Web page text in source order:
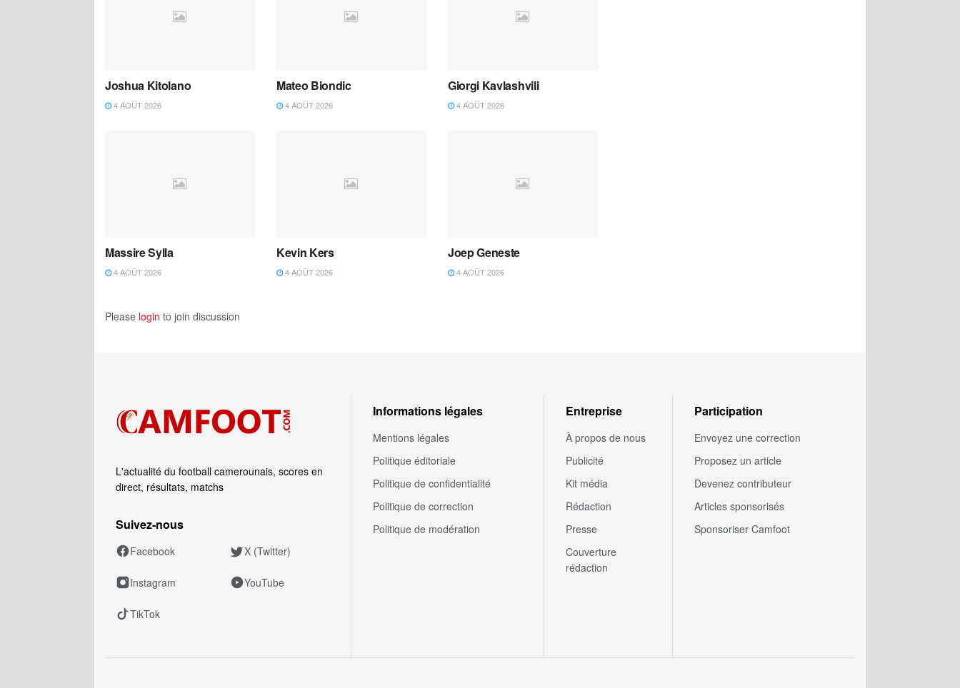
Joshua Kitolano
4 AOÛT 2026
Mateo Biondic
4 AOÛT 2026
Giorgi Kavlashvili
4 AOÛT 2026
Massire Sylla
4 AOÛT 2026
Kevin Kers
4 AOÛT 2026
Joep Geneste
4 AOÛT 2026
Please login to join discussion
L'actualité du football camerounais, scores en
direct, résultats, matchs
Suivez‑nous
Facebook X (Twitter)
Instagram YouTube
TikTok
Informations légales
Mentions légales
Politique éditoriale
Politique de confidentialité
Politique de correction
Politique de modération
Entreprise
À propos de nous
Publicité
Kit média
Rédaction
Presse
Couverture
rédaction
Participation
Envoyez une correction
Proposez un article
Devenez contributeur
Articles sponsorisés
Sponsoriser Camfoot